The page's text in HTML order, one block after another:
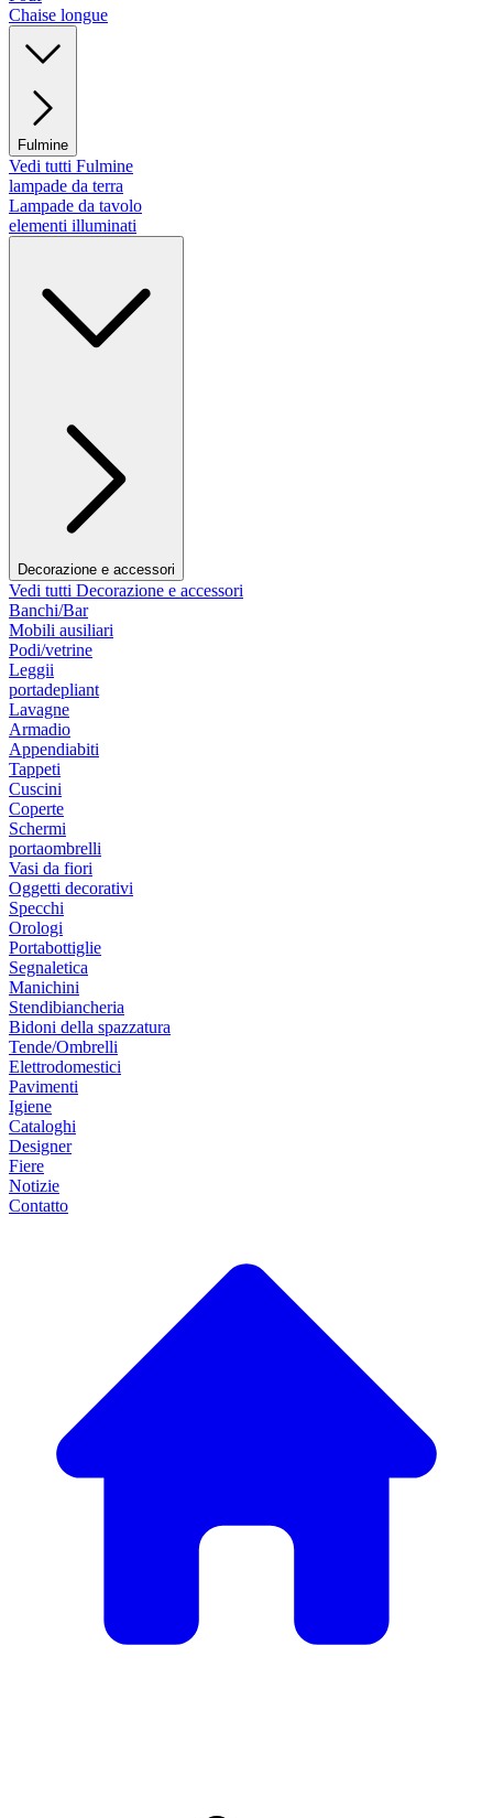
Chaise longue
Fulmine
Vedi tutti Fulmine
lampade da terra
Lampade da tavolo
elementi illuminati
Decorazione e accessori
Vedi tutti Decorazione e accessori
Banchi/Bar
Mobili ausiliari
Podi/vetrine
Leggii
portadepliant
Lavagne
Armadio
Appendiabiti
Tappeti
Cuscini
Coperte
Schermi
portaombrelli
Vasi da fiori
Oggetti decorativi
Specchi
Orologi
Portabottiglie
Segnaletica
Manichini
Stendibiancheria
Bidoni della spazzatura
Tende/Ombrelli
Elettrodomestici
Pavimenti
Igiene
Cataloghi
Designer
Fiere
Notizie
Contatto